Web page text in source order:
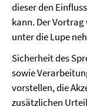
dieser den
kann. Der
unter die Lupe
Sicherheit des
sowie
vorstellen, die
zusätzlichen